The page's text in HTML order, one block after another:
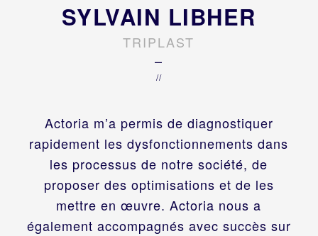
Actoria m’a permis de diagnostiquer
rapidement les dysfonctionnements dans
les processus de notre société, de
proposer des optimisations et de les
mettre en œuvre. Actoria nous a
également accompagnés avec succès sur
SYLVAIN LIBHER
TRIPLAST
–
//